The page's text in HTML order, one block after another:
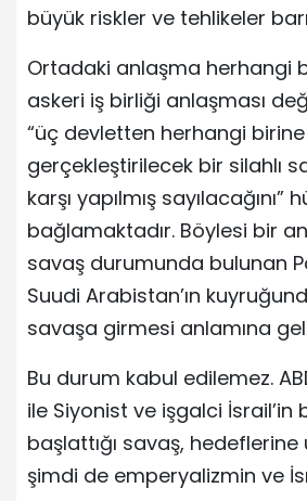
büyük riskler ve tehlikeler
Ortadaki anlaşma herhangi
askeri iş birliği anlaşması
“üç devletten herhangi birine
gerçekleştirilecek bir silahlı
karşı yapılmış sayılacağını”
bağlamaktadır. Böylesi bir
savaş durumunda bulunan
Suudi Arabistan’ın
savaşa girmesi anlamına
Bu durum kabul edilemez.
ile Siyonist ve işgalci İsrail’in
başlattığı savaş, hedeflerine
şimdi de emperyalizmin ve